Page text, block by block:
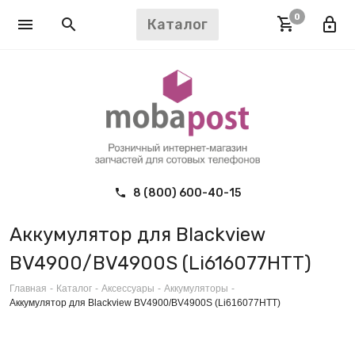
Каталог 0
8 (800) 600-40-15
Аккумулятор для Blackview
BV4900/BV4900S (Li616077HTT)
Главная - Каталог - Аксессуары - Аккумуляторы -
Аккумулятор для Blackview BV4900/BV4900S (Li616077HTT)